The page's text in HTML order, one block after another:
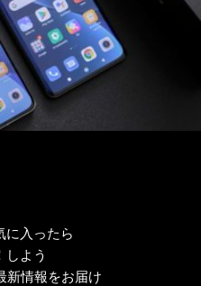
に入ったら
しよう
新情報をお届け